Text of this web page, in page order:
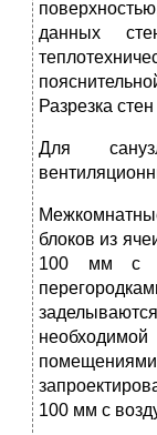
данных
Разрезка
Для
блоков из
100 мм с
100 мм с